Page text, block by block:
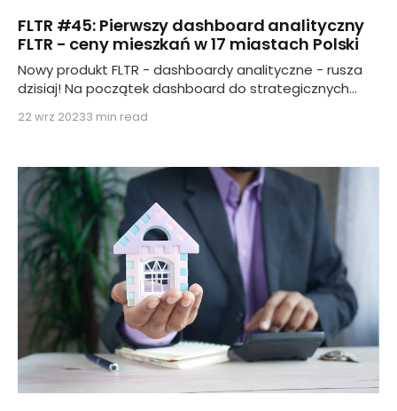
FLTR #45: Pierwszy dashboard analityczny
FLTR - ceny mieszkań w 17 miastach Polski
Nowy produkt FLTR - dashboardy analityczne - rusza
dzisiaj! Na początek dashboard do strategicznych
22 wrz 20233 min read